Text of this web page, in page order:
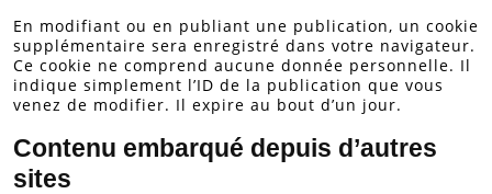
En modifiant ou en publiant une publication, un cookie
supplémentaire sera enregistré dans votre navigateur.
Ce cookie ne comprend aucune donnée personnelle. Il
indique simplement l’ID de la publication que vous
venez de modifier. Il expire au bout d’un jour.
Contenu embarqué depuis d’autres
sites